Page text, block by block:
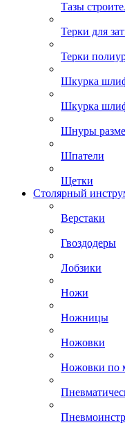
Тазы
Терки для
Терки
Шкурка
Шкурка
Шнуры
Шпатели
Щетки
Столярный
Верстаки
Гвоздодеры
Лобзики
Ножи
Ножницы
Ножовки
Ножовки по